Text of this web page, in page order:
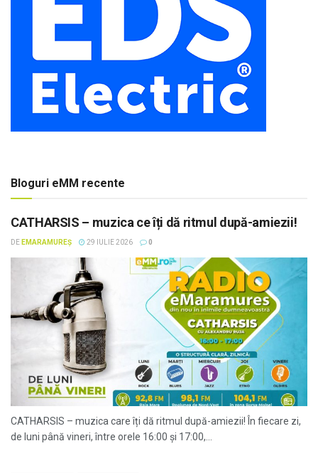
Bloguri eMM recente
CATHARSIS – muzica ce îți dă ritmul după-amiezii!
DE EMARAMUREȘ 29 IULIE 2026 0
CATHARSIS – muzica care îți dă ritmul după-amiezii! În fiecare zi,
de luni până vineri, între orele 16:00 și 17:00,...